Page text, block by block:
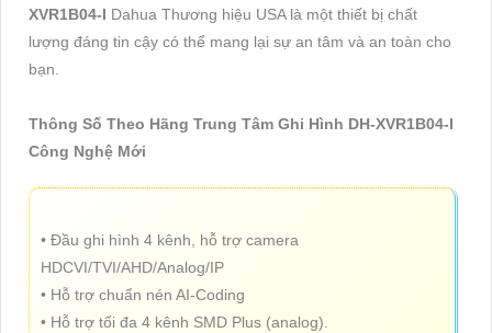
XVR1B04-I Dahua Thương hiệu USA là một thiết bị chất
lượng đáng tin cậy có thể mang lại sự an tâm và an toàn cho
bạn.
Thông Số Theo Hãng Trung Tâm Ghi Hình DH-XVR1B04-I
Công Nghệ Mới
• Đầu ghi hình 4 kênh, hỗ trợ camera
HDCVI/TVI/AHD/Analog/IP
• Hỗ trợ chuẩn nén AI-Coding
• Hỗ trợ tối đa 4 kênh SMD Plus (analog).